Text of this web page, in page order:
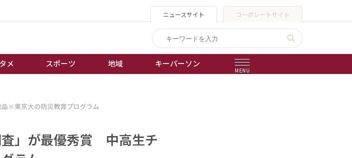
ニュースサイト コーポレートサイト
メ スポーツ 地域 キーパーソン
MENU
競輪
×東京大の防災教育プログラム
査」が最優秀賞 中高生チ